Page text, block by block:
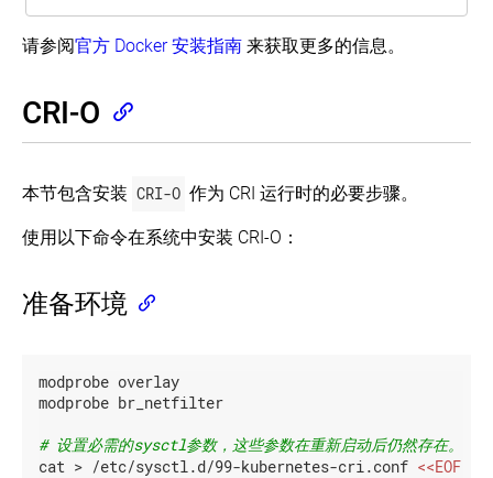
请参阅官方 Docker 安装指南 来获取更多的信息。
CRI-O
本节包含安装 CRI-O 作为 CRI 运行时的必要步骤。
使用以下命令在系统中安装 CRI-O：
准备环境
modprobe overlay
modprobe br_netfilter
# 设置必需的sysctl参数，这些参数在重新启动后仍然存在。
cat > /etc/sysctl.d/99-kubernetes-cri.conf